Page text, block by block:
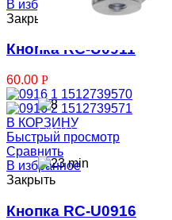
Скобы-блоки
В избранное
Закрыть
Кнопка RC-U0911
60.00 Р
В КОРЗИНУ
Быстрый просмотр
Сравнить
В избранное
Закрыть
Кнопка RC-U0916